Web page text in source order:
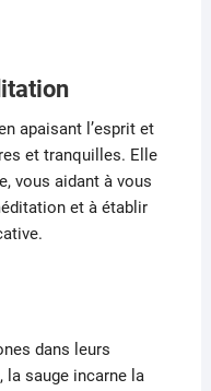
apaisant l’esprit et
et tranquilles. Elle
vous aidant à vous
et à établir
dans leurs
sauge incarne la